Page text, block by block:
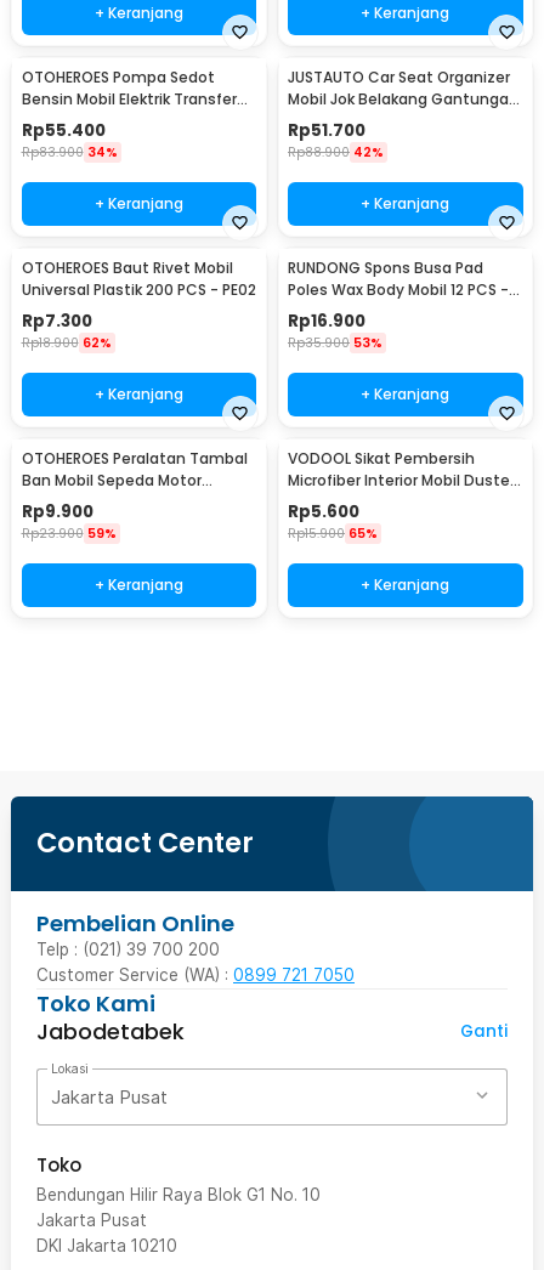
+ Keranjang + Keranjang
OTOHEROES Pompa Sedot
Bensin Mobil Elektrik Transfer
Pump 38mm DC 12V - CT-14
Rp55.400
Rp83.900 34%
+ Keranjang
JUSTAUTO Car Seat Organizer
Mobil Jok Belakang Gantungan
Barang Tisu - Z-354
Rp51.700
Rp88.900 42%
+ Keranjang
OTOHEROES Baut Rivet Mobil
Universal Plastik 200 PCS - PE02
Rp7.300
Rp18.900 62%
+ Keranjang
RUNDONG Spons Busa Pad
Poles Wax Body Mobil 12 PCS -
R2010
Rp16.900
Rp35.900 53%
+ Keranjang
OTOHEROES Peralatan Tambal
Ban Mobil Sepeda Motor
Tubeless - KBTB02
Rp9.900
Rp23.900 59%
+ Keranjang
VODOOL Sikat Pembersih
Microfiber Interior Mobil Duster
Brush - Q128
Rp5.600
Rp15.900 65%
+ Keranjang
Contact Center
Pembelian Online
Telp : (021) 39 700 200
Customer Service (WA) : 0899 721 7050
Toko Kami
Jabodetabek
Ganti
Lokasi
Jakarta Pusat
Toko
Bendungan Hilir Raya Blok G1 No. 10
Jakarta Pusat
DKI Jakarta 10210